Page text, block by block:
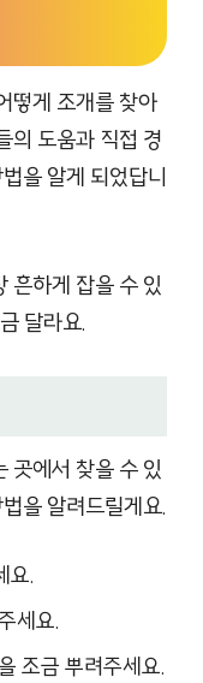
떻게 조개를 찾아
의 도움과 직접 경
을 알게 되었답니
흔하게 잡을 수 있
달라요.
곳에서 찾을 수 있
을 알려드릴게요.
요.
세요.
조금 뿌려주세요.